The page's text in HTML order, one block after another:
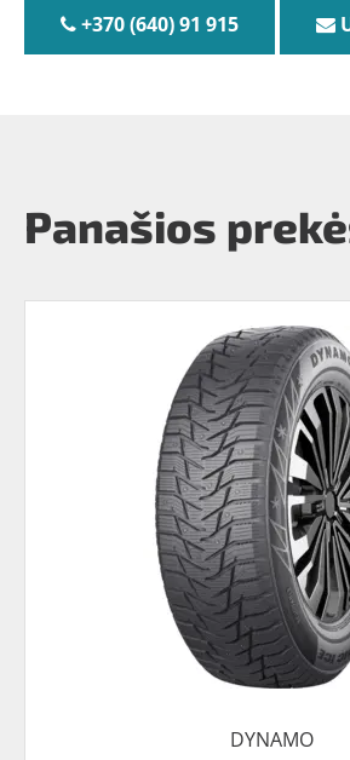
+370 (640) 91 915
Panašios
DYNAMO